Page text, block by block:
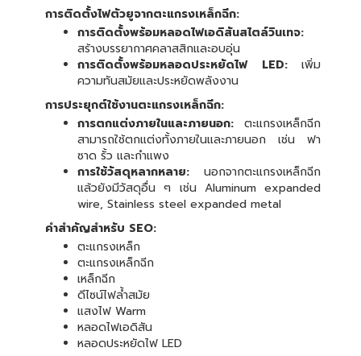
การติดตั้งไฟตัวยูจากตะแกรงเหล็กฉีก:
การติดตั้งพร้อมหลอดไฟเอดิสันสไตล์วินเทจ:
สร้างบรรยากาศคลาสสิกและอบอุ่น
การติดตั้งพร้อมหลอดประหยัดไฟ LED:เพิ่ม
ความทันสมัยและประหยัดพลังงาน
การประยุกต์ใช้งานตะแกรงเหล็กฉีก:
การตกแต่งภายในและภายนอก: ตะแกรงเหล็กฉีก
สามารถใช้ตกแต่งทั้งภายในและภายนอก เช่น ฟา
ซาด รั้ว และกำแพง
การใช้วัสดุหลากหลาย: นอกจากตะแกรงเหล็กฉีก
แล้วยังมีวัสดุอื่น ๆ เช่น Aluminum expanded
wire, Stainless steel expanded metal
คำสำคัญสำหรับ SEO:
ตะแกรงเหล็ก
ตะแกรงเหล็กฉีก
เหล็กฉีก
ดีไซน์ไฟล้ำสมัย
แสงไฟ Warm
หลอดไฟเอดิสัน
หลอดประหยัดไฟ LED